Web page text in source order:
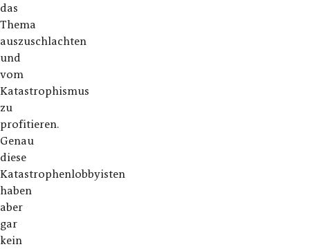
das
Thema
auszuschlachten
und
vom
Katastrophismus
zu
profitieren.
Genau
diese
Katastrophenlobbyisten
haben
aber
gar
kein